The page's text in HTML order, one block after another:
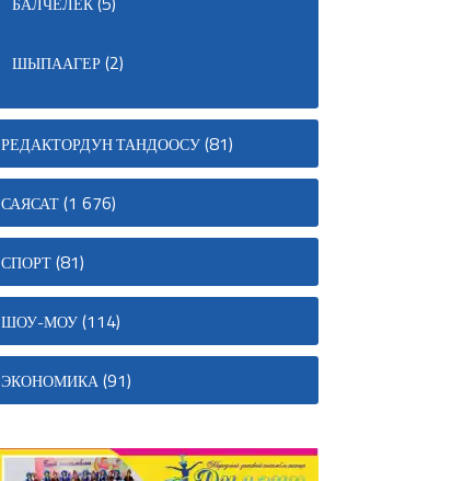
ШЫПААГЕР(2)
РЕДАКТОРДУН ТАНДООСУ(81)
САЯСАТ(1 676)
СПОРТ(81)
ШОУ-МОУ(114)
ЭКОНОМИКА(91)